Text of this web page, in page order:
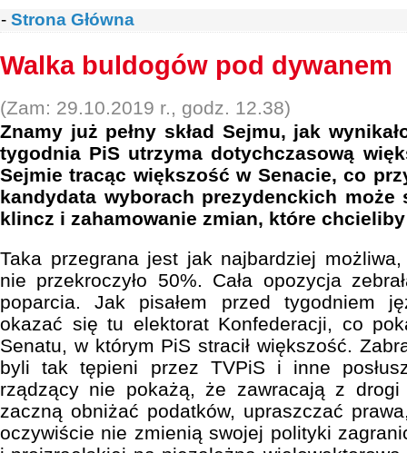
- Strona Główna
Walka buldogów pod dywanem
(Zam: 29.10.2019 r., godz. 12.38)
Znamy już pełny skład Sejmu, jak
tygodnia PiS utrzyma dotychczasową
Sejmie tracąc większość w Senacie, co
kandydata wyborach prezydenckich może
klincz i zahamowanie zmian, które
Taka przegrana jest jak najbardziej
nie przekroczyło 50%. Cała opozycja
poparcia. Jak pisałem przed tygodniem
okazać się tu elektorat Konfederacji, co
Senatu, w którym PiS stracił większość.
byli tak tępieni przez TVPiS i inne
rządzący nie pokażą, że zawracają z
zaczną obniżać podatków, upraszczać
oczywiście nie zmienią swojej polityki